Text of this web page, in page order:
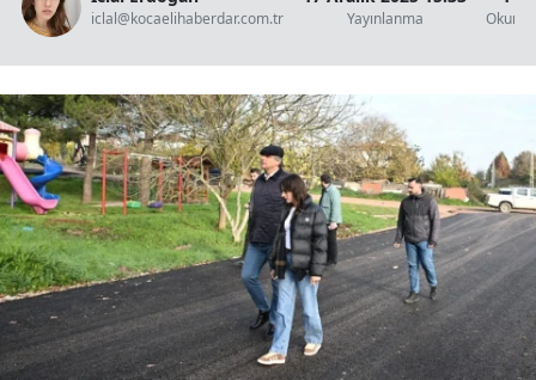
iclal@kocaelihaberdar.com.tr Yayınlanma